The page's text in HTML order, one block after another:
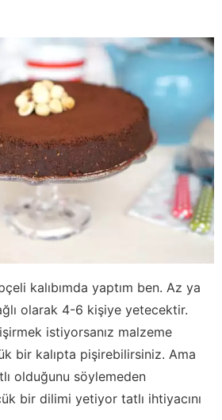
kalıbımda yaptım ben. Az ya
olarak 4-6 kişiye yetecektir.
istiyorsanız malzeme
bir kalıpta pişirebilirsiniz. Ama
olduğunu söylemeden
bir dilimi yetiyor tatlı ihtiyacını